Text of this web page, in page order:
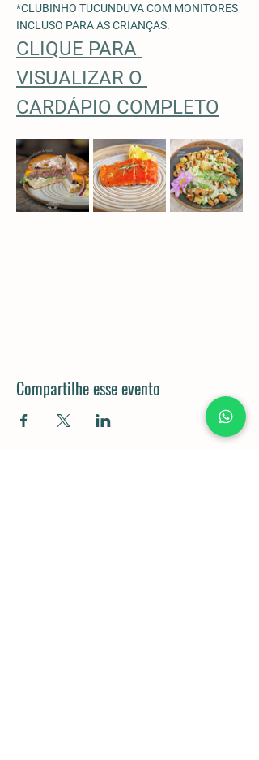
*CLUBINHO TUCUNDUVA COM MONITORES
INCLUSO PARA AS CRIANÇAS.
CLIQUE PARA
VISUALIZAR O
CARDÁPIO COMPLETO
Compartilhe esse evento